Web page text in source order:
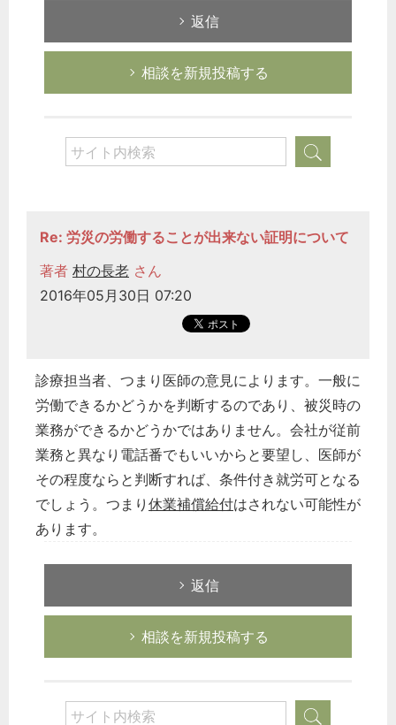
返信
相談を新規投稿する
Re: 労災の労働することが出来ない証明について
著者 村の長老 さん
2016年05月30日 07:20
診療担当者、つまり医師の意見によります。一般に
労働できるかどうかを判断するのであり、被災時の
業務ができるかどうかではありません。会社が従前
業務と異なり電話番でもいいからと要望し、医師が
その程度ならと判断すれば、条件付き就労可となる
でしょう。つまり 休業補償給付はされない可能性が
あります。
返信
相談を新規投稿する